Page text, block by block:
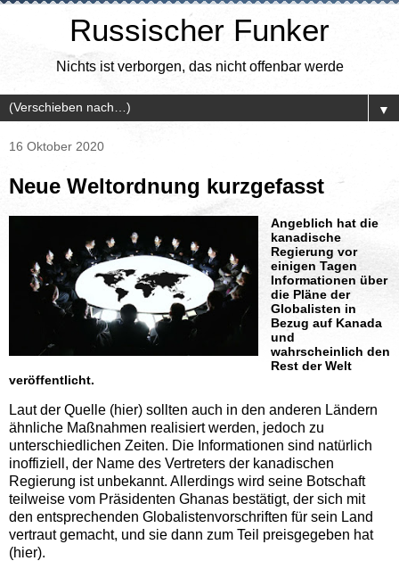
Russischer Funker
Nichts ist verborgen, das nicht offenbar werde
▼
16 Oktober 2020
Neue Weltordnung kurzgefasst
Angeblich hat die
kanadische
Regierung vor
einigen Tagen
Informationen über
die Pläne der
Globalisten in
Bezug auf Kanada
und
wahrscheinlich den
Rest der Welt
veröffentlicht.
Laut der Quelle (hier) sollten auch in den anderen Ländern
ähnliche Maßnahmen realisiert werden, jedoch zu
unterschiedlichen Zeiten. Die Informationen sind natürlich
inoffiziell, der Name des Vertreters der kanadischen
Regierung ist unbekannt. Allerdings wird seine Botschaft
teilweise vom Präsidenten Ghanas bestätigt, der sich mit
den entsprechenden Globalistenvorschriften für sein Land
vertraut gemacht, und sie dann zum Teil preisgegeben hat
(hier).